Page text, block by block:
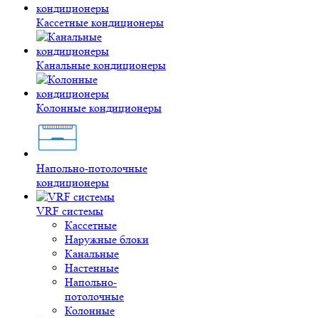
Кассетные кондиционеры
Канальные кондиционеры
Колонные кондиционеры
Напольно-потолочные
кондиционеры
VRF системы
Кассетные
Наружные блоки
Канальные
Настенные
Напольно-
потолочные
Колонные